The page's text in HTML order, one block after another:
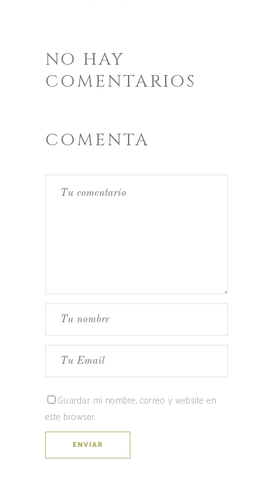
NO HAY
COMENTARIOS
COMENTA
Guardar mi nombre, correo y website en
este browser.